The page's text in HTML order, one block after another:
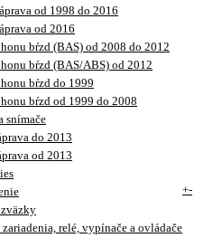
od 1998 do 2016
od 2016
bŕzd (BAS) od 2008 do 2012
bŕzd (BAS/ABS) od 2012
bŕzd do 1999
bŕzd od 1999 do 2008
snímače
do 2013
od 2013
+-
relé, vypínače a ovládače